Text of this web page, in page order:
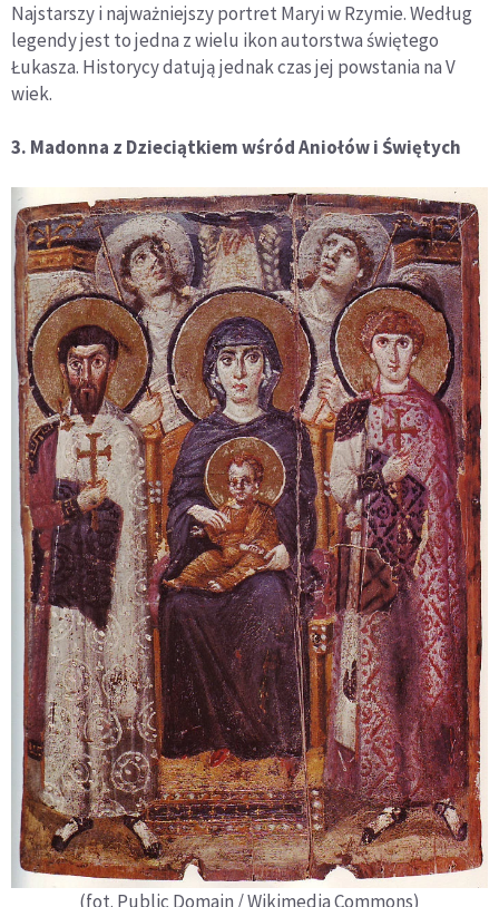
Najstarszy i najważniejszy portret Maryi w Rzymie. Według
legendy jest to jedna z wielu ikon autorstwa świętego
Łukasza. Historycy datują jednak czas jej powstania na V
wiek.
3. Madonna z Dzieciątkiem wśród Aniołów i Świętych
(fot. Public Domain / Wikimedia Commons)